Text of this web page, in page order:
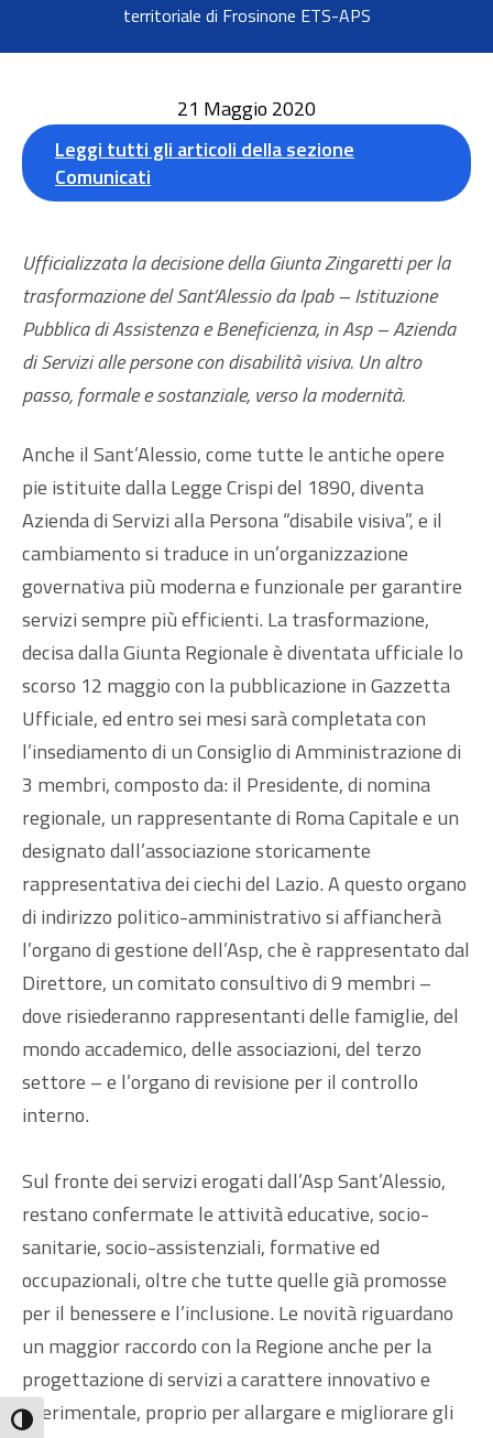
Attiva/disattiva alto contrasto
territoriale di Frosinone ETS-APS
21 Maggio 2020
Leggi tutti gli articoli della sezione
Comunicati
Ufficializzata la decisione della Giunta Zingaretti per la
trasformazione del Sant’Alessio da Ipab – Istituzione
Pubblica di Assistenza e Beneficienza, in Asp – Azienda
di Servizi alle persone con disabilità visiva. Un altro
passo, formale e sostanziale, verso la modernità.
Anche il Sant’Alessio, come tutte le antiche opere
pie istituite dalla Legge Crispi del 1890, diventa
Azienda di Servizi alla Persona “disabile visiva”, e il
cambiamento si traduce in un’organizzazione
governativa più moderna e funzionale per garantire
servizi sempre più efficienti. La trasformazione,
decisa dalla Giunta Regionale è diventata ufficiale lo
scorso 12 maggio con la pubblicazione in Gazzetta
Ufficiale, ed entro sei mesi sarà completata con
l’insediamento di un Consiglio di Amministrazione di
3 membri, composto da: il Presidente, di nomina
regionale, un rappresentante di Roma Capitale e un
designato dall’associazione storicamente
rappresentativa dei ciechi del Lazio. A questo organo
di indirizzo politico-amministrativo si affiancherà
l’organo di gestione dell’Asp, che è rappresentato dal
Direttore, un comitato consultivo di 9 membri –
dove risiederanno rappresentanti delle famiglie, del
mondo accademico, delle associazioni, del terzo
settore – e l’organo di revisione per il controllo
interno.
Sul fronte dei servizi erogati dall’Asp Sant’Alessio,
restano confermate le attività educative, socio-
sanitarie, socio-assistenziali, formative ed
occupazionali, oltre che tutte quelle già promosse
per il benessere e l’inclusione. Le novità riguardano
un maggior raccordo con la Regione anche per la
progettazione di servizi a carattere innovativo e
sperimentale, proprio per allargare e migliorare gli